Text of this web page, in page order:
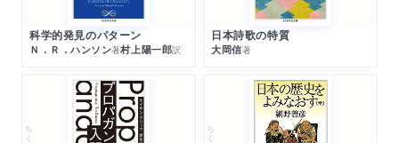
科学的発見のパターン
Ｎ．Ｒ．ハンソン著村上陽一郎訳
日本詩歌の特質
大岡信著
ちくま学芸文庫 ちくま学芸文庫